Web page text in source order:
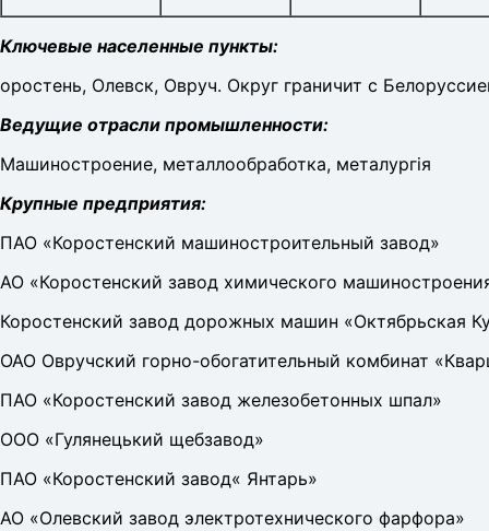
Ключевые населенные пункты:
оростень, Олевск, Овруч. Округ граничит с
Ведущие отрасли промышленности:
Машиностроение, металлообработка, металургія
Крупные предприятия:
ПАО «Коростенский машиностроительный завод»
АО «Коростенский завод химического
Коростенский завод дорожных машин «Октябрьская
ОАО Овручский горно-обогатительный комбинат
ПАО «Коростенский завод железобетонных шпал»
ООО «Гулянецький щебзавод»
ПАО «Коростенский завод« Янтарь»
АО «Олевский завод электротехнического фарфора»